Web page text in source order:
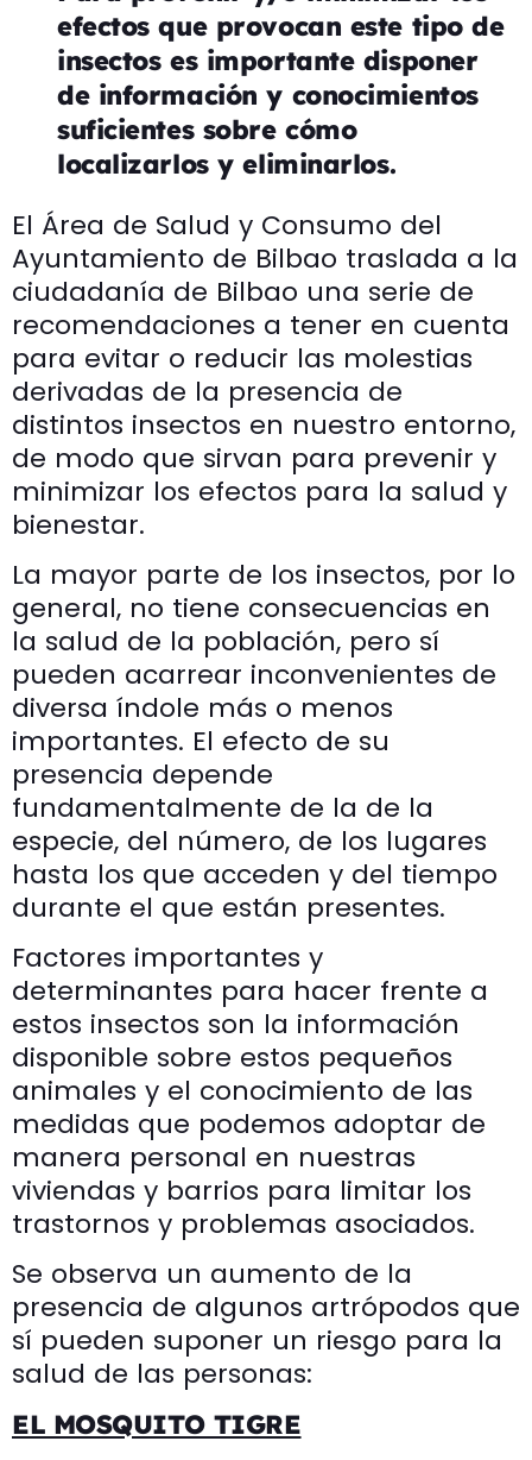
efectos que provocan este tipo de
insectos es importante disponer
de información y conocimientos
suficientes sobre cómo
localizarlos y eliminarlos.
El Área de Salud y Consumo del
Ayuntamiento de Bilbao traslada a la
ciudadanía de Bilbao una serie de
recomendaciones a tener en cuenta
para evitar o reducir las molestias
derivadas de la presencia de
distintos insectos en nuestro entorno,
de modo que sirvan para prevenir y
minimizar los efectos para la salud y
bienestar.
La mayor parte de los insectos, por lo
general, no tiene consecuencias en
la salud de la población, pero sí
pueden acarrear inconvenientes de
diversa índole más o menos
importantes. El efecto de su
presencia depende
fundamentalmente de la de la
especie, del número, de los lugares
hasta los que acceden y del tiempo
durante el que están presentes.
Factores importantes y
determinantes para hacer frente a
estos insectos son la información
disponible sobre estos pequeños
animales y el conocimiento de las
medidas que podemos adoptar de
manera personal en nuestras
viviendas y barrios para limitar los
trastornos y problemas asociados.
Se observa un aumento de la
presencia de algunos artrópodos que
sí pueden suponer un riesgo para la
salud de las personas:
EL MOSQUITO TIGRE